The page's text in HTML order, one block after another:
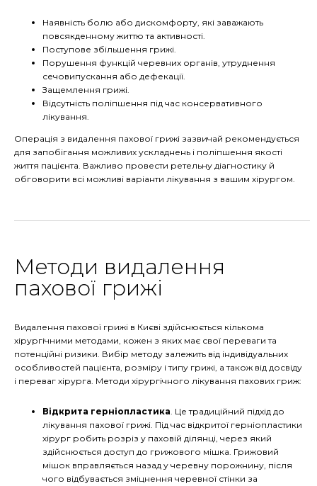
Наявність болю або дискомфорту, які заважають
повсякденному життю та активності.
Поступове збільшення грижі.
Порушення функцій черевних органів, утруднення
сечовипускання або дефекації.
Защемлення грижі.
Відсутність поліпшення під час консервативного
лікування.
Операція з видалення пахової грижі зазвичай рекомендується
для запобігання можливих ускладнень і поліпшення якості
життя пацієнта. Важливо провести ретельну діагностику й
обговорити всі можливі варіанти лікування з вашим хірургом.
Методи видалення
пахової грижі
Видалення пахової грижі в Києві здійснюється кількома
хірургічними методами, кожен з яких має свої переваги та
потенційні ризики. Вибір методу залежить від індивідуальних
особливостей пацієнта, розміру і типу грижі, а також від досвіду
і переваг хірурга. Методи хірургічного лікування пахових гриж:
Відкрита герніопластика. Це традиційний підхід до
лікування пахової грижі. Під час відкритої герніопластики
хірург робить розріз у паховій ділянці, через який
здійснюється доступ до грижового мішка. Грижовий
мішок вправляється назад у черевну порожнину, після
чого відбувається зміцнення черевної стінки за